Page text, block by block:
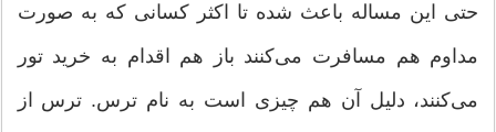
حتی این مساله باعث شده تا اکثر کسانی که به صورت
مداوم هم مسافرت می‌کنند باز هم اقدام به خرید تور
می‌کنند، دلیل آن هم چیزی است به نام ترس. ترس از